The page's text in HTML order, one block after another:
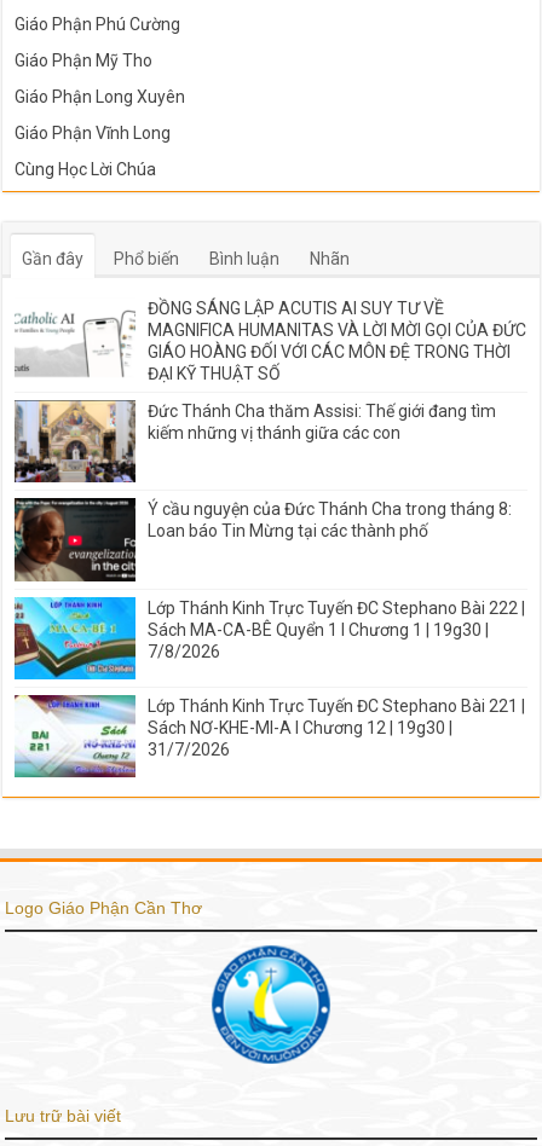
Giáo Phận Phú Cường
Giáo Phận Mỹ Tho
Giáo Phận Long Xuyên
Giáo Phận Vĩnh Long
Cùng Học Lời Chúa
Gần đây Phổ biến Bình luận Nhãn
ĐỒNG SÁNG LẬP ACUTIS AI SUY TƯ VỀ
MAGNIFICA HUMANITAS VÀ LỜI MỜI GỌI CỦA ĐỨC
GIÁO HOÀNG ĐỐI VỚI CÁC MÔN ĐỆ TRONG THỜI
ĐẠI KỸ THUẬT SỐ
Đức Thánh Cha thăm Assisi: Thế giới đang tìm
kiếm những vị thánh giữa các con
Ý cầu nguyện của Đức Thánh Cha trong tháng 8:
Loan báo Tin Mừng tại các thành phố
Lớp Thánh Kinh Trực Tuyến ĐC Stephano Bài 222 |
Sách MA-CA-BÊ Quyển 1 I Chương 1 | 19g30 |
7/8/2026
Lớp Thánh Kinh Trực Tuyến ĐC Stephano Bài 221 |
Sách NƠ-KHE-MI-A I Chương 12 | 19g30 |
31/7/2026
Logo Giáo Phận Cần Thơ
Lưu trữ bài viết